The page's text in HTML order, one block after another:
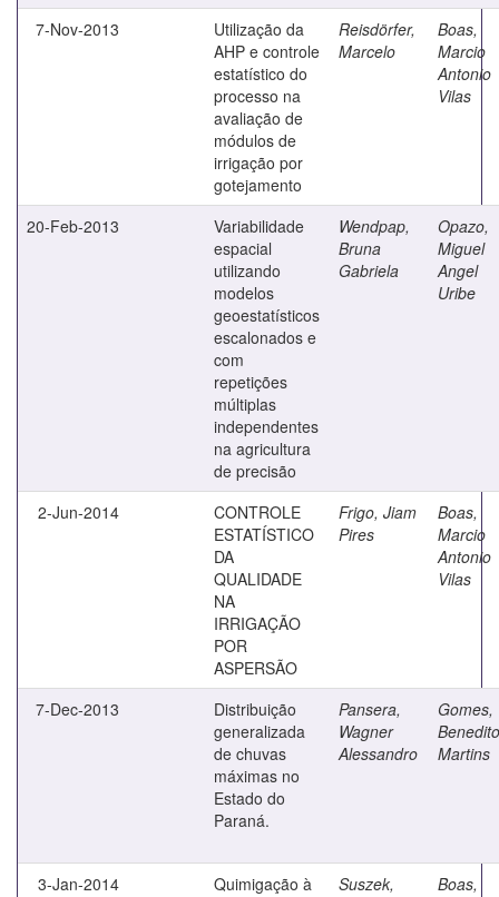
7-Nov-2013
Utilização da
AHP e controle
estatístico do
processo na
avaliação de
módulos de
irrigação por
gotejamento
Reisdörfer,
Marcelo
Boas,
Marcio
Antonio
Vilas
20-Feb-2013
Variabilidade
espacial
utilizando
modelos
geoestatísticos
escalonados e
com
repetições
múltiplas
independentes
na agricultura
de precisão
Wendpap,
Bruna
Gabriela
Opazo,
Miguel
Angel
Uribe
2-Jun-2014
CONTROLE
ESTATÍSTICO
DA
QUALIDADE
NA
IRRIGAÇÃO
POR
ASPERSÃO
Frigo, Jiam
Pires
Boas,
Marcio
Antonio
Vilas
7-Dec-2013
Distribuição
generalizada
de chuvas
máximas no
Estado do
Paraná.
Pansera,
Wagner
Alessandro
Gomes,
Benedito
Martins
3-Jan-2014
Quimigação à
Suszek,
Boas,